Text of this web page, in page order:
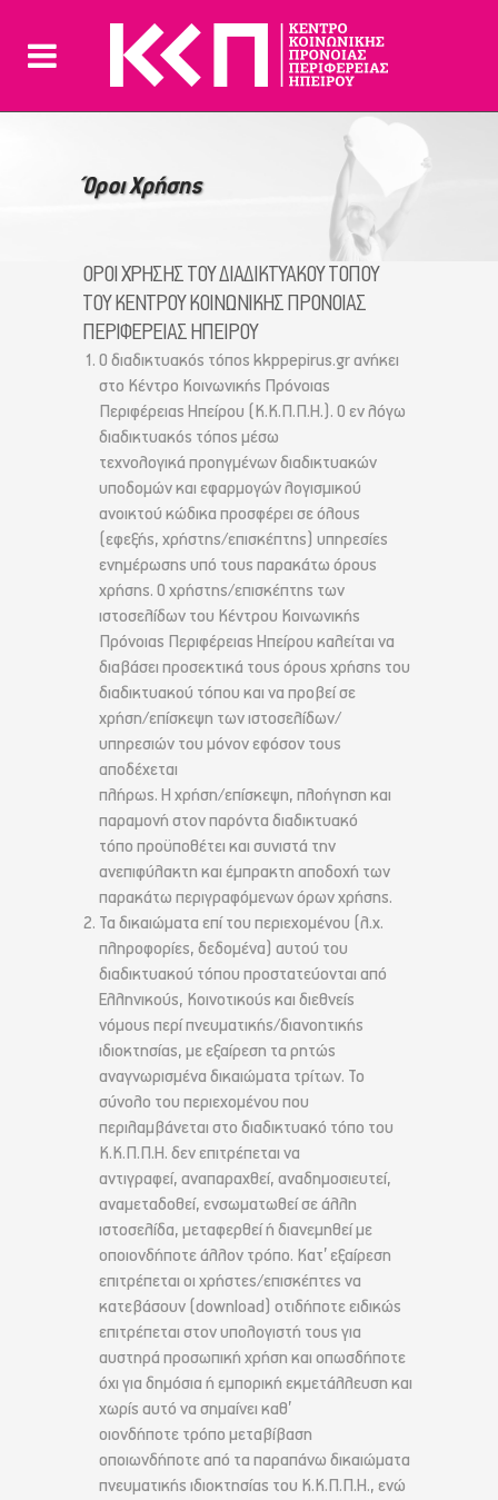
Όροι Χρήσης
ΟΡΟΙ ΧΡΗΣΗΣ ΤΟΥ ΔΙΑΔΙΚΤΥΑΚΟΥ ΤΟΠΟΥ
ΤΟΥ ΚΕΝΤΡΟΥ ΚΟΙΝΩΝΙΚΗΣ ΠΡΟΝΟΙΑΣ
ΠΕΡΙΦΕΡΕΙΑΣ ΗΠΕΙΡΟΥ
Ο διαδικτυακός τόπος kkppepirus.gr ανήκει
στο Κέντρο Κοινωνικής Πρόνοιας
Περιφέρειας Ηπείρου (Κ.Κ.Π.Π.Η.). Ο εν λόγω
διαδικτυακός τόπος μέσω
τεχνολογικά προηγμένων διαδικτυακών
υποδομών και εφαρμογών λογισμικού
ανοικτού κώδικα προσφέρει σε όλους
(εφεξής, χρήστης/επισκέπτης) υπηρεσίες
ενημέρωσης υπό τους παρακάτω όρους
χρήσης. Ο χρήστης/επισκέπτης των
ιστοσελίδων του Κέντρου Κοινωνικής
Πρόνοιας Περιφέρειας Ηπείρου καλείται να
διαβάσει προσεκτικά τους όρους χρήσης του
διαδικτυακού τόπου και να προβεί σε
χρήση/επίσκεψη των ιστοσελίδων/
υπηρεσιών του μόνον εφόσον τους
αποδέχεται
πλήρως. Η χρήση/επίσκεψη, πλοήγηση και
παραμονή στον παρόντα διαδικτυακό
τόπο προϋποθέτει και συνιστά την
ανεπιφύλακτη και έμπρακτη αποδοχή των
παρακάτω περιγραφόμενων όρων χρήσης.
Τα δικαιώματα επί του περιεχομένου (λ.χ.
πληροφορίες, δεδομένα) αυτού του
διαδικτυακού τόπου προστατεύονται από
Ελληνικούς, Κοινοτικούς και διεθνείς
νόμους περί πνευματικής/διανοητικής
ιδιοκτησίας, με εξαίρεση τα ρητώς
αναγνωρισμένα δικαιώματα τρίτων. Το
σύνολο του περιεχομένου που
περιλαμβάνεται στο διαδικτυακό τόπο του
Κ.Κ.Π.Π.Η. δεν επιτρέπεται να
αντιγραφεί, αναπαραχθεί, αναδημοσιευτεί,
αναμεταδοθεί, ενσωματωθεί σε άλλη
ιστοσελίδα, μεταφερθεί ή διανεμηθεί με
οποιονδήποτε άλλον τρόπο. Κατ’ εξαίρεση
επιτρέπεται οι χρήστες/επισκέπτες να
κατεβάσουν (download) οτιδήποτε ειδικώς
επιτρέπεται στον υπολογιστή τους για
αυστηρά προσωπική χρήση και οπωσδήποτε
όχι για δημόσια ή εμπορική εκμετάλλευση και
χωρίς αυτό να σημαίνει καθ’
οιονδήποτε τρόπο μεταβίβαση
οποιωνδήποτε από τα παραπάνω δικαιώματα
πνευματικής ιδιοκτησίας του Κ.Κ.Π.Π.Η., ενώ